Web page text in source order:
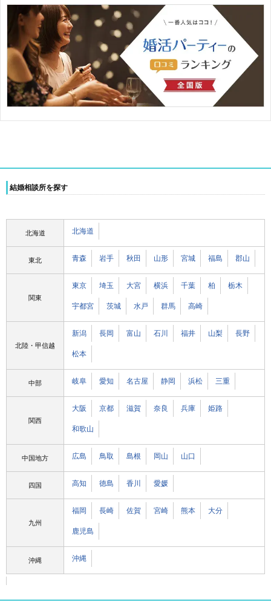
結婚相談所を探す
北海道 北海道
東北 青森 岩手 秋田 山形 宮城 福島 郡山
関東
東京 埼玉 大宮 横浜 千葉 柏 栃木
宇都宮 茨城 水戸 群馬 高崎
北陸・甲信越
新潟 長岡 富山 石川 福井 山梨 長野
松本
中部 岐阜 愛知 名古屋 静岡 浜松 三重
関西
大阪 京都 滋賀 奈良 兵庫 姫路
和歌山
中国地方 広島 鳥取 島根 岡山 山口
四国 高知 徳島 香川 愛媛
九州
福岡 長崎 佐賀 宮崎 熊本 大分
鹿児島
沖縄 沖縄